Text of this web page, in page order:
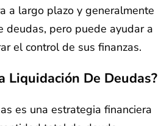
a largo plazo y generalmente
deudas, pero puede ayudar a
el control de sus finanzas.
Liquidación De Deudas?
es una estrategia financiera